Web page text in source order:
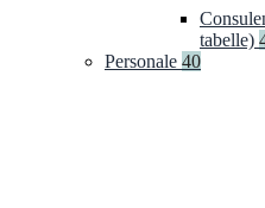
tabelle)
Personale 40